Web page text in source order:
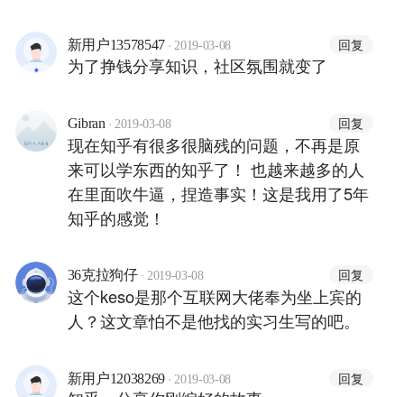
新用户13578547 · 2019-03-08 回复
为了挣钱分享知识，社区氛围就变了
Gibran · 2019-03-08 回复
现在知乎有很多很脑残的问题，不再是原
来可以学东西的知乎了！ 也越来越多的人
在里面吹牛逼，捏造事实！这是我用了5年
知乎的感觉！
36克拉狗仔 · 2019-03-08 回复
这个keso是那个互联网大佬奉为坐上宾的
人？这文章怕不是他找的实习生写的吧。
新用户12038269 · 2019-03-08 回复